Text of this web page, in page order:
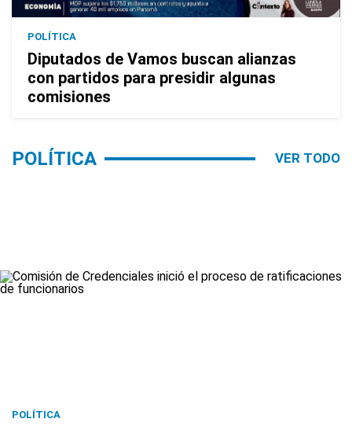
POLÍTICA
Diputados de Vamos buscan alianzas
con partidos para presidir algunas
comisiones
POLÍTICA VER TODO
POLÍTICA